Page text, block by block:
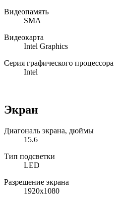
Видеопамять
SMA
Видеокарта
Intel Graphics
Серия графического процессора
Intel
Экран
Диагональ экрана, дюймы
15.6
Тип подсветки
LED
Разрешение экрана
1920x1080